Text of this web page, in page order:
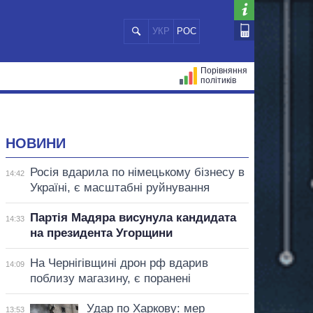
УКР РОС
Порівняння
політиків
НОВИНИ
14:42
Росія вдарила по німецькому бізнесу в
Україні, є масштабні руйнування
14:33
Партія Мадяра висунула кандидата
на президента Угорщини
14:09
На Чернігівщині дрон рф вдарив
поблизу магазину, є поранені
13:53
Удар по Харкову: мер